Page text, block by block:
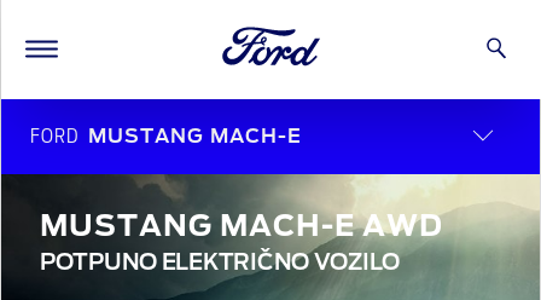
FORD MUSTANG MACH-E
MUSTANG MACH-E AWD
POTPUNO ELEKTRIČNO VOZILO